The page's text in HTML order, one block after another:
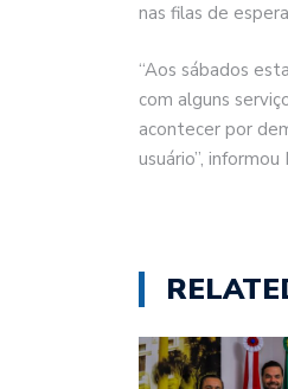
nas filas de
“Aos sábados
com alguns
acontecer por
usuário”,